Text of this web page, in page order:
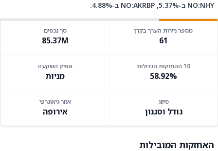
NO:NHY ב-5.37%, NO:AKRBP ב-4.88%.
מספר ניירות הערך בקרן
61
סך נכסים
85.37M
10 ההחזקות הגדולות
58.92%
אפיק השקעה
מניות
סיווג
גודל וסגנון
אזור גיאוגרפי
אירופה
האחזקות המובילות